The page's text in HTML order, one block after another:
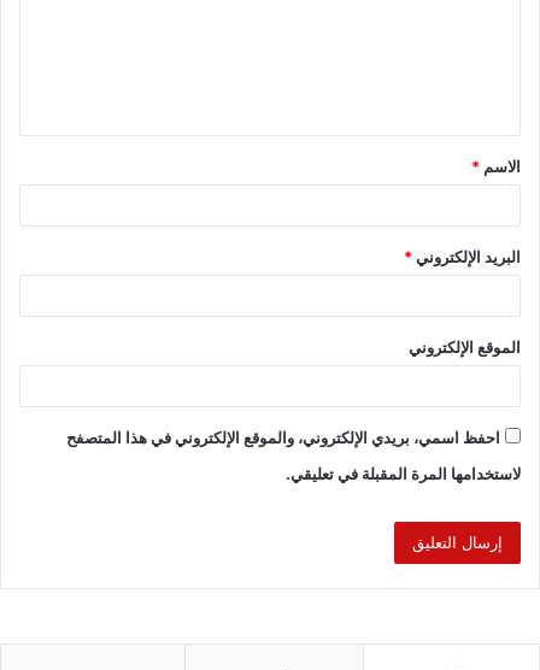
شراكة وهذا يزيد من الثقة بين العميل والشركة.
جي ٢ في القاهرة الجديدة “التجمع الخامس”.
خلال ٣ سنوات.
وأن هذه المدة على الرغم من أنها طويلة إلا أنها لا تؤثر على الشركة
بالسلب.
الإدارية.
الاسم *
البريد الإلكتروني*
الموقع الإلكتروني
احفظ اسمي، بريدي الإلكتروني، والموقع الإلكتروني في هذا المتصفح
لاستخدامها المرة المقبلة في تعليقي.